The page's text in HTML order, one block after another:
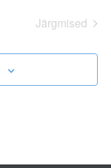
Järgmised